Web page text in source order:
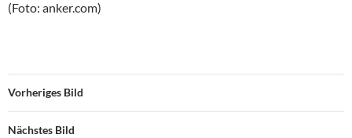
(Foto: anker.com)
Vorheriges Bild
Nächstes Bild